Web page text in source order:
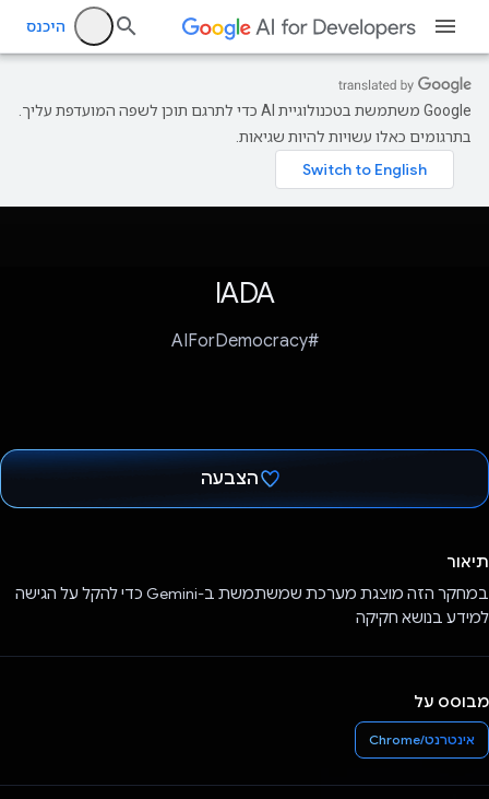
היכנס
‫Google משתמשת בטכנולוגיית AI כדי לתרגם תוכן לשפה המועדפת עליך.
בתרגומים כאלו עשויות להיות שגיאות.
IADA
#AIForDemocracy
הצבעה
תיאור
במחקר הזה מוצגת מערכת שמשתמשת ב-Gemini כדי להקל על הגישה
למידע בנושא חקיקה
מבוסס על
אינטרנט/Chrome